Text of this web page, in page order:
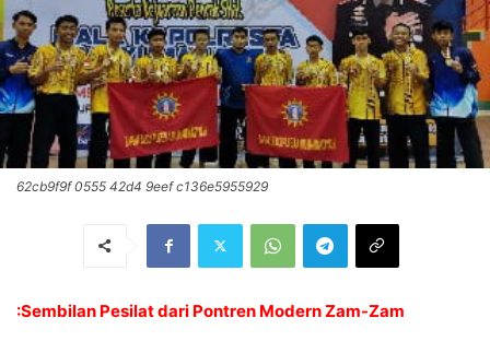
62cb9f9f 0555 42d4 9eef c136e5955929
:Sembilan Pesilat dari Pontren Modern Zam-Zam